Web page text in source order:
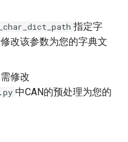
指定字
改该参数为您的字典文
修改
中CAN的预处理为您的